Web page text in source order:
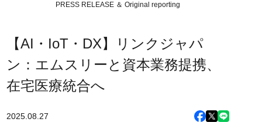
PRESS RELEASE ＆ Original reporting
【AI・IoT・DX】リンクジャパ
ン：エムスリーと資本業務提携、
在宅医療統合へ
2025.08.27